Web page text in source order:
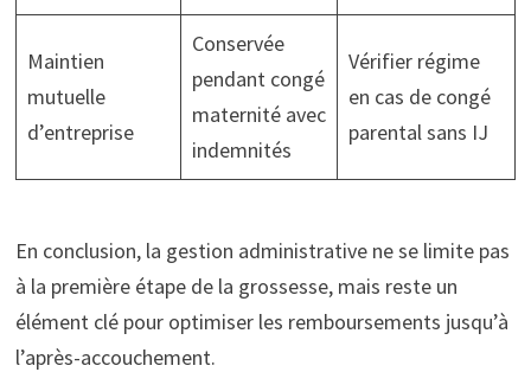
Maintien
mutuelle
d’entreprise
Conservée
pendant congé
maternité avec
indemnités
Vérifier régime
en cas de congé
parental sans IJ
En conclusion, la gestion administrative ne se limite pas
à la première étape de la grossesse, mais reste un
élément clé pour optimiser les remboursements jusqu’à
l’après-accouchement.